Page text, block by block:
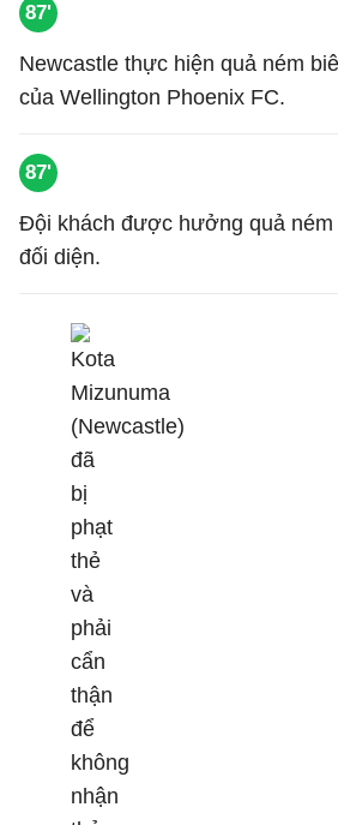
87'
Newcastle thực hiện quả ném
của Wellington Phoenix FC.
87'
Đội khách được hưởng quả ném
đối diện.